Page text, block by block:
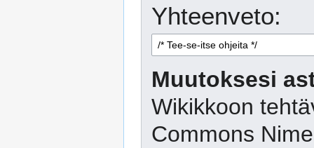
Yhteenveto:
Muutoksesi
Wikikkoon
Commons